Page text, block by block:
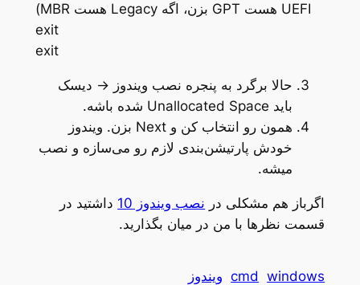
UEFI هست GPT بزن، اگه Legacy هست MBR)
exit
exit
حالا برگرد به پنجره نصب ویندوز → دیسک
باید Unallocated Space شده باشه.
همون رو انتخاب کن و Next بزن. ویندوز
خودش پارتیشن‌بندی لازم رو می‌سازه و نصب
میشه.
اگرباز هم مشکلی در نصب ویندوز 10
داشتید در
قسمت نظرها با من در میان بگذارید.
cmd windows ویندوز